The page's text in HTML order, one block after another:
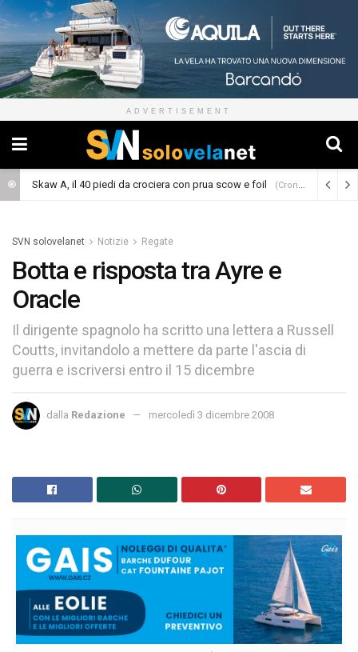
ADVERTISEMENT
Skaw A, il 40 piedi da crociera con prua scow e foil (Cronaca)
SVN solovelanet Notizie Regate
Botta e risposta tra Ayre e
Oracle
Il dirigente spagnolo ha scritto una lettera a Russell
Coutts, invitandolo a mettere da parte l'ascia di
guerra e iscriversi entro il 15 dicembre
dalla Redazione mercoledì 3 dicembre 2008